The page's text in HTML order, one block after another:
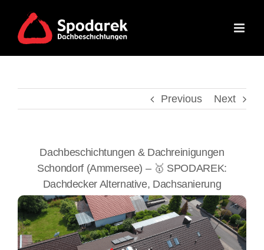
content
Previous Next
Dachbeschichtungen & Dachreinigungen
Schondorf (Ammersee) – 🥇 SPODAREK:
Dachdecker Alternative, Dachsanierung